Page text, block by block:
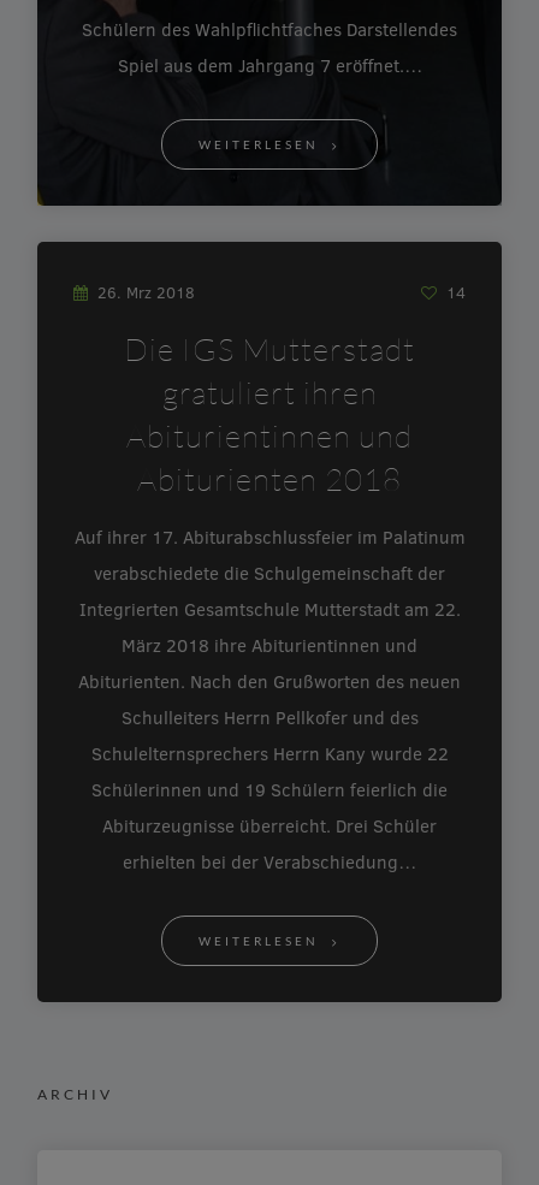
Schülern des Wahlpflichtfaches Darstellendes
Spiel aus dem Jahrgang 7 eröffnet.…
WEITERLESEN
26. Mrz 2018 14
Die IGS Mutterstadt
gratuliert ihren
Abiturientinnen und
Abiturienten 2018
Auf ihrer 17. Abiturabschlussfeier im Palatinum
verabschiedete die Schulgemeinschaft der
Integrierten Gesamtschule Mutterstadt am 22.
März 2018 ihre Abiturientinnen und
Abiturienten. Nach den Grußworten des neuen
Schulleiters Herrn Pellkofer und des
Schulelternsprechers Herrn Kany wurde 22
Schülerinnen und 19 Schülern feierlich die
Abiturzeugnisse überreicht. Drei Schüler
erhielten bei der Verabschiedung…
WEITERLESEN
ARCHIV